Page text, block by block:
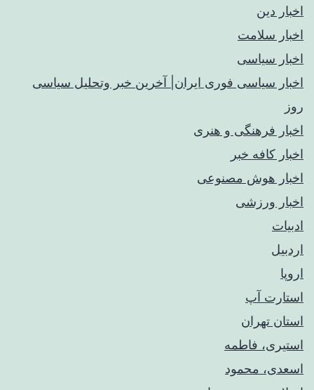
اخبار دین
اخبار سلامت
اخبار سیاسی
اخبار سیاسی فوری ایران| آخرین خبر وتحلیل سیاسی
روز
اخبار فرهنگی و هنری
اخبار کافه خبر
اخبار هوش مصنوعی
اخبار ورزشی
ادبیات
اردبیل
اروپا
استارت آپ
استان تهران
استیری، فاطمه
اسعدی، محمود